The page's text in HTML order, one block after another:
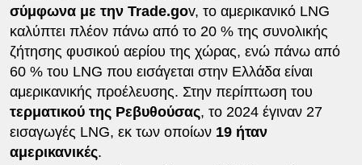
σύμφωνα με την Trade.gov, το αμερικανικό LNG
καλύπτει πλέον πάνω από το 20 % της συνολικής
ζήτησης φυσικού αερίου της χώρας, ενώ πάνω από
60 % του LNG που εισάγεται στην Ελλάδα είναι
αμερικανικής προέλευσης. Στην περίπτωση του
τερματικού της Ρεβυθούσας, το 2024 έγιναν 27
εισαγωγές LNG, εκ των οποίων 19 ήταν
αμερικανικές.